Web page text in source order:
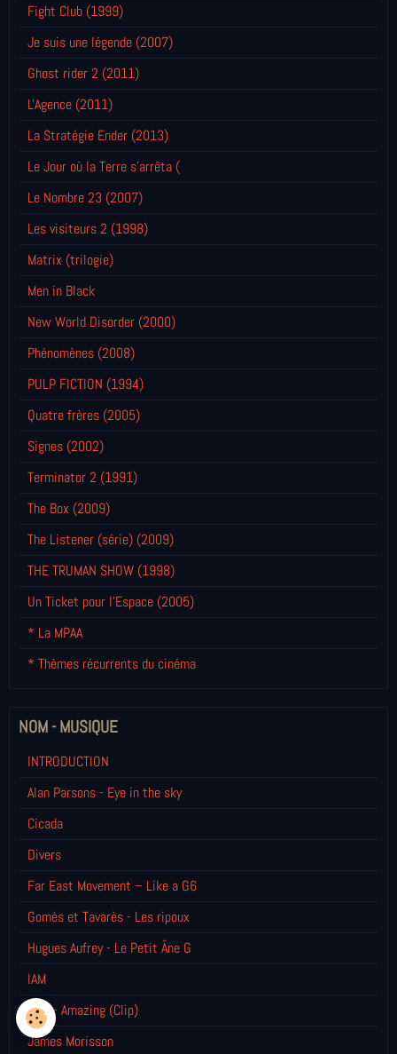
Fight Club (1999)
Je suis une légende (2007)
Ghost rider 2 (2011)
L'Agence (2011)
La Stratégie Ender (2013)
Le Jour où la Terre s'arrêta (
Le Nombre 23 (2007)
Les visiteurs 2 (1998)
Matrix (trilogie)
Men in Black
New World Disorder (2000)
Phénomènes (2008)
PULP FICTION (1994)
Quatre frères (2005)
Signes (2002)
Terminator 2 (1991)
The Box (2009)
The Listener (série) (2009)
THE TRUMAN SHOW (1998)
Un Ticket pour l'Espace (2005)
* La MPAA
* Thèmes récurrents du cinéma
NOM - MUSIQUE
INTRODUCTION
Alan Parsons - Eye in the sky
Cicada
Divers
Far East Movement – Like a G6
Gomès et Tavarès - Les ripoux
Hugues Aufrey - Le Petit Âne G
IAM
Inna - Amazing (Clip)
James Morisson